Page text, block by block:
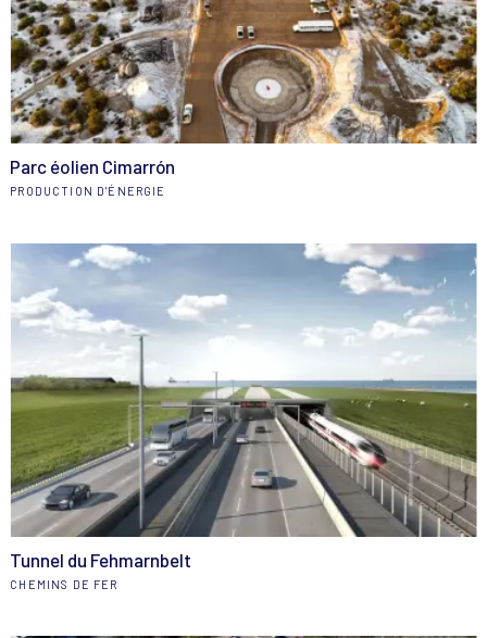
Parc éolien Cimarrón
PRODUCTION D'ÉNERGIE
Tunnel du Fehmarnbelt
CHEMINS DE FER